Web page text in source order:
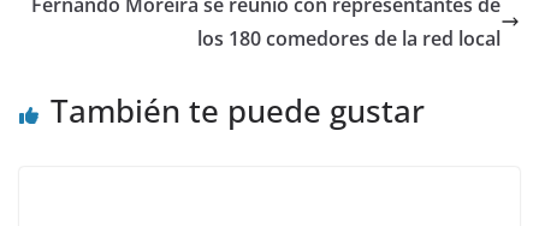
los 180 comedores de la red local
También te puede gustar